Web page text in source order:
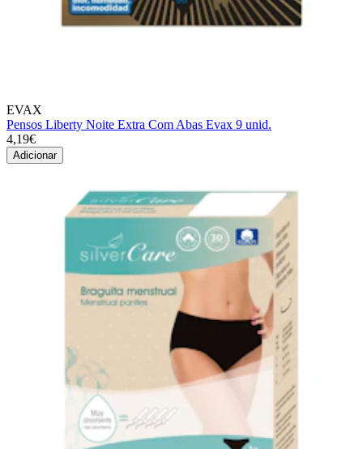
EVAX
Pensos Liberty Noite Extra Com Abas Evax 9 unid.
4,19€
Adicionar